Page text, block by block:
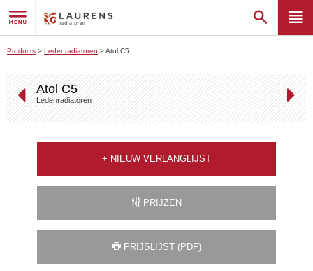
Products > Ledenradiatoren >Atol C5
Atol C5
Ledenradiatoren
+ NIEUW VERLANGLIJST
PRIJZEN
PRIJSLIJST (PDF)